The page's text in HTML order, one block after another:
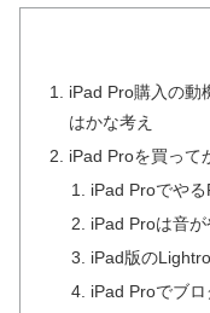
iPad Pro購入の動
はかな考え
iPad Proを買って
iPad Proでや
iPad Proは音
iPad版の
iPad Proでブ